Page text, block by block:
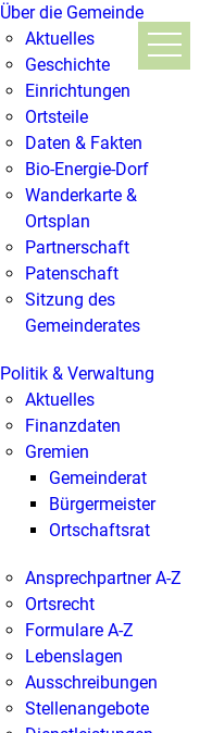
Über die Gemeinde
Aktuelles
Geschichte
Einrichtungen
Ortsteile
Daten & Fakten
Bio-Energie-Dorf
Wanderkarte &
Ortsplan
Partnerschaft
Patenschaft
Sitzung des
Gemeinderates
Politik & Verwaltung
Aktuelles
Finanzdaten
Gremien
Gemeinderat
Bürgermeister
Ortschaftsrat
Ansprechpartner A-Z
Ortsrecht
Formulare A-Z
Lebenslagen
Ausschreibungen
Stellenangebote